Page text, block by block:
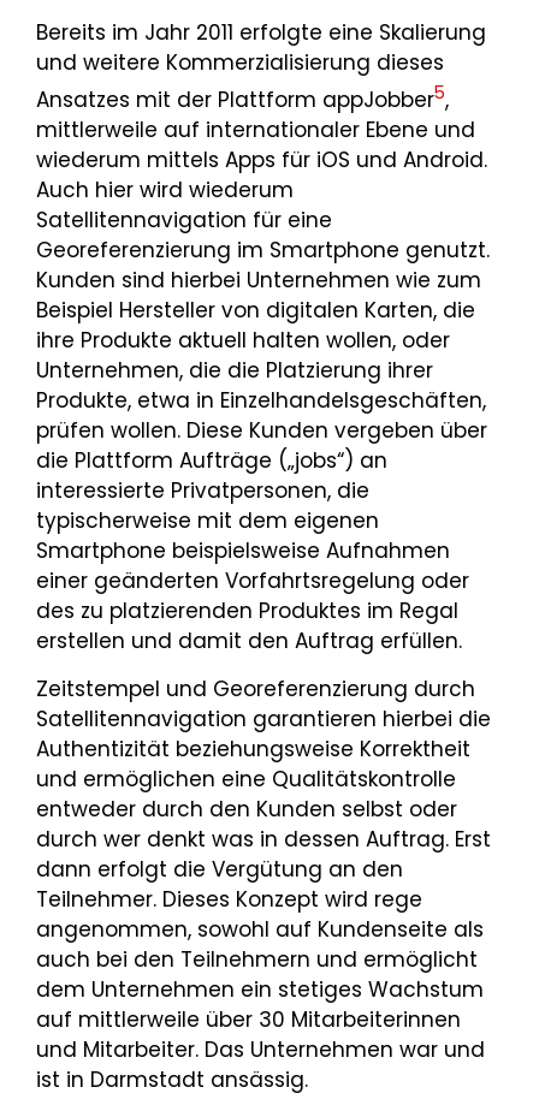
Bereits im Jahr 2011 erfolgte eine Skalierung
und weitere Kommerzialisierung dieses
Ansatzes mit der Plattform appJobber5,
mittlerweile auf internationaler Ebene und
wiederum mittels Apps für iOS und Android.
Auch hier wird wiederum
Satellitennavigation für eine
Georeferenzierung im Smartphone genutzt.
Kunden sind hierbei Unternehmen wie zum
Beispiel Hersteller von digitalen Karten, die
ihre Produkte aktuell halten wollen, oder
Unternehmen, die die Platzierung ihrer
Produkte, etwa in Einzelhandelsgeschäften,
prüfen wollen. Diese Kunden vergeben über
die Plattform Aufträge („jobs“) an
interessierte Privatpersonen, die
typischerweise mit dem eigenen
Smartphone beispielsweise Aufnahmen
einer geänderten Vorfahrtsregelung oder
des zu platzierenden Produktes im Regal
erstellen und damit den Auftrag erfüllen.
Zeitstempel und Georeferenzierung durch
Satellitennavigation garantieren hierbei die
Authentizität beziehungsweise Korrektheit
und ermöglichen eine Qualitätskontrolle
entweder durch den Kunden selbst oder
durch wer denkt was in dessen Auftrag. Erst
dann erfolgt die Vergütung an den
Teilnehmer. Dieses Konzept wird rege
angenommen, sowohl auf Kundenseite als
auch bei den Teilnehmern und ermöglicht
dem Unternehmen ein stetiges Wachstum
auf mittlerweile über 30 Mitarbeiterinnen
und Mitarbeiter. Das Unternehmen war und
ist in Darmstadt ansässig.